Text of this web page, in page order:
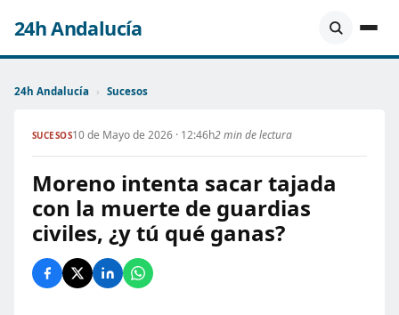
24h Andalucía
24h Andalucía › Sucesos
SUCESOS10 de Mayo de 2026 · 12:46h2 min de lectura
Moreno intenta sacar tajada
con la muerte de guardias
civiles, ¿y tú qué ganas?